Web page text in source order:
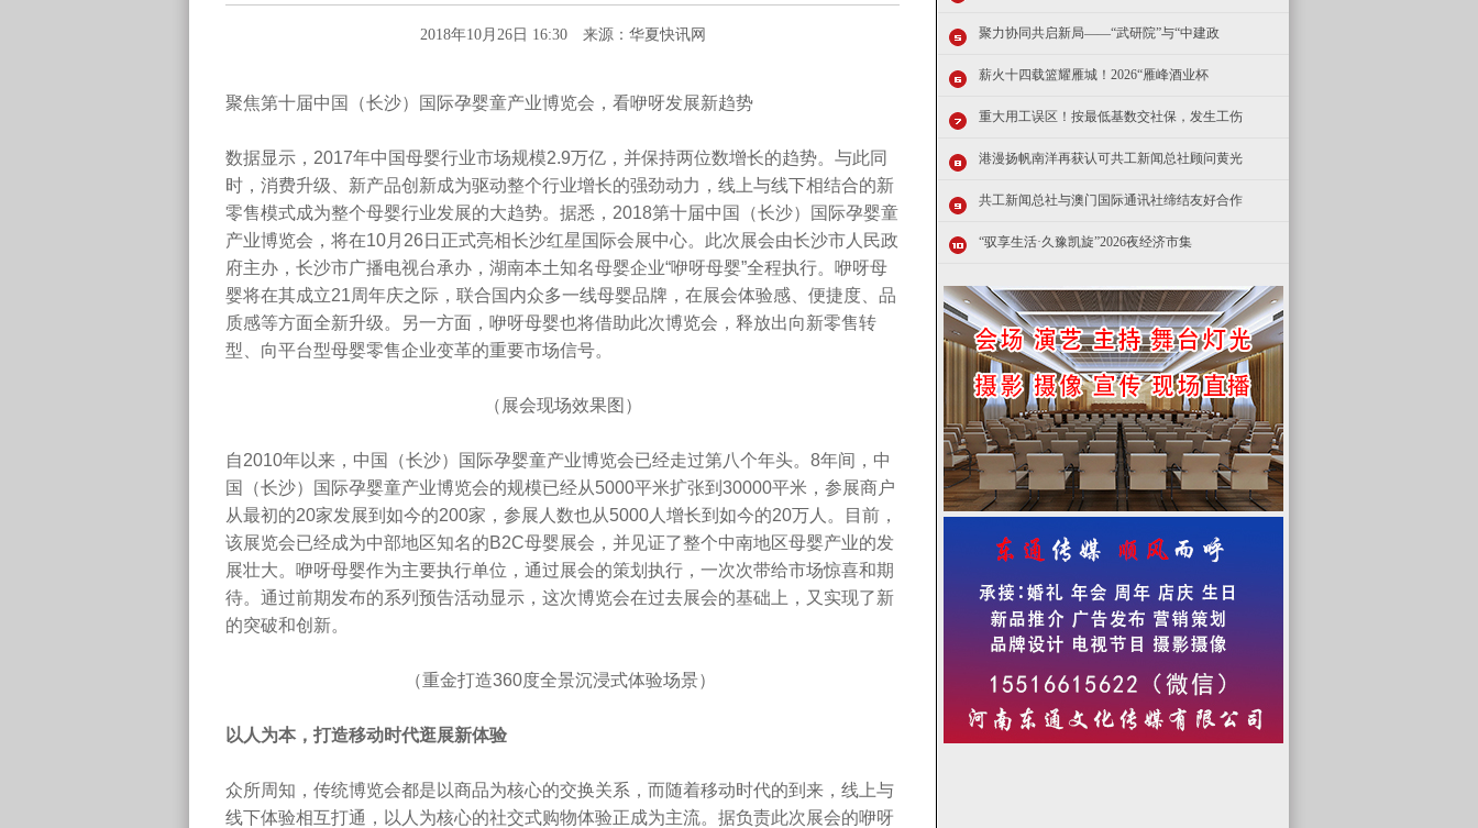
2018年10月26日 16:30 来源：华夏快讯网
聚焦第十届中国（长沙）国际孕婴童产业博览会，看咿呀发展新趋势
数据显示，2017年中国母婴行业市场规模2.9万亿，并保持两位数增长的趋势。与此同
时，消费升级、新产品创新成为驱动整个行业增长的强劲动力，线上与线下相结合的新
零售模式成为整个母婴行业发展的大趋势。据悉，2018第十届中国（长沙）国际孕婴童
产业博览会，将在10月26日正式亮相长沙红星国际会展中心。此次展会由长沙市人民政
府主办，长沙市广播电视台承办，湖南本土知名母婴企业“咿呀母婴”全程执行。咿呀母
婴将在其成立21周年庆之际，联合国内众多一线母婴品牌，在展会体验感、便捷度、品
质感等方面全新升级。另一方面，咿呀母婴也将借助此次博览会，释放出向新零售转
型、向平台型母婴零售企业变革的重要市场信号。
（展会现场效果图）
自2010年以来，中国（长沙）国际孕婴童产业博览会已经走过第八个年头。8年间，中
国（长沙）国际孕婴童产业博览会的规模已经从5000平米扩张到30000平米，参展商户
从最初的20家发展到如今的200家，参展人数也从5000人增长到如今的20万人。目前，
该展览会已经成为中部地区知名的B2C母婴展会，并见证了整个中南地区母婴产业的发
展壮大。咿呀母婴作为主要执行单位，通过展会的策划执行，一次次带给市场惊喜和期
待。通过前期发布的系列预告活动显示，这次博览会在过去展会的基础上，又实现了新
的突破和创新。
（重金打造360度全景沉浸式体验场景）
以人为本，打造移动时代逛展新体验
众所周知，传统博览会都是以商品为核心的交换关系，而随着移动时代的到来，线上与
线下体验相互打通，以人为核心的社交式购物体验正成为主流。据负责此次展会的咿呀
聚力协同共启新局——“武研院”与“中建政
薪火十四载篮耀雁城！2026“雁峰酒业杯
重大用工误区！按最低基数交社保，发生工伤
港漫扬帆南洋再获认可共工新闻总社顾问黄光
共工新闻总社与澳门国际通讯社缔结友好合作
“驭享生活·久豫凯旋”2026夜经济市集